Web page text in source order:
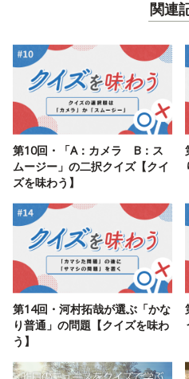
関連
第10回・「A：カメラ B：ス
ムージー」の二択クイズ【クイ
ズを味わう】
第14回・河村拓哉が選ぶ「かな
り普通」の問題【クイズを味わ
う】